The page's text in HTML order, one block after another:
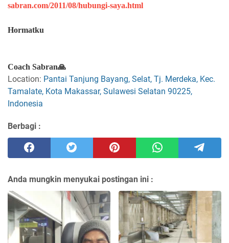
sabran.com/2011/08/hubungi-saya.html
Hormatku
Coach Sabran🙏
Location: Pantai Tanjung Bayang, Selat, Tj. Merdeka, Kec.
Tamalate, Kota Makassar, Sulawesi Selatan 90225,
Indonesia
Berbagi :
Anda mungkin menyukai postingan ini :